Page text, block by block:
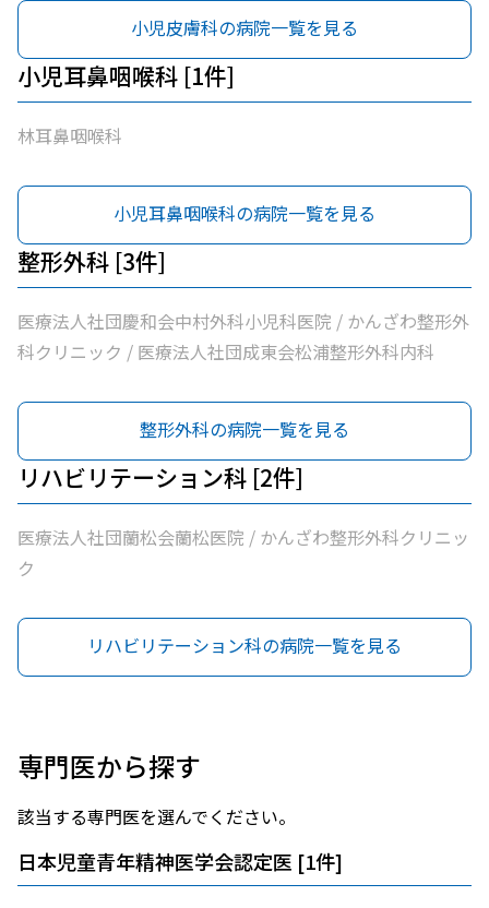
小児皮膚科の病院一覧を見る
小児耳鼻咽喉科 [1件]
林耳鼻咽喉科
小児耳鼻咽喉科の病院一覧を見る
整形外科 [3件]
医療法人社団慶和会中村外科小児科医院 / かんざわ整形外
科クリニック / 医療法人社団成東会松浦整形外科内科
整形外科の病院一覧を見る
リハビリテーション科 [2件]
医療法人社団蘭松会蘭松医院 / かんざわ整形外科クリニッ
ク
リハビリテーション科の病院一覧を見る
専門医から探す
該当する専門医を選んでください。
日本児童青年精神医学会認定医 [1件]